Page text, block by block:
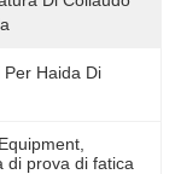
Haida Di
di prova di fatica